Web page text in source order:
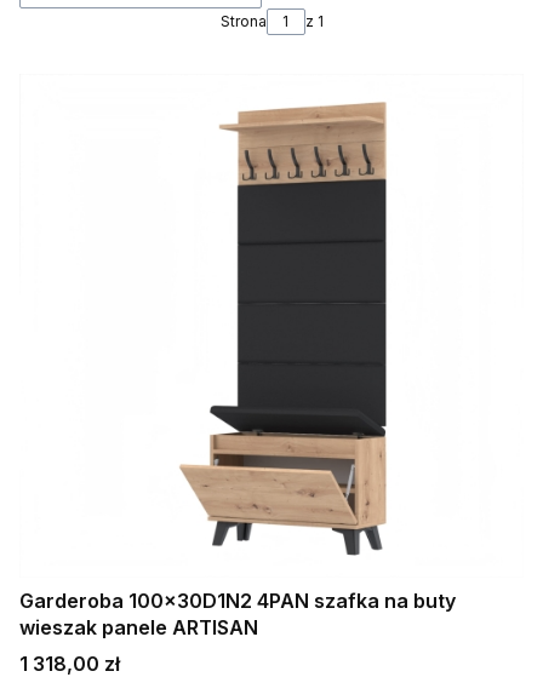
Strona z 1
Garderoba 100x30D1N2 4PAN szafka na buty
wieszak panele ARTISAN
Cena
1 318,00 zł